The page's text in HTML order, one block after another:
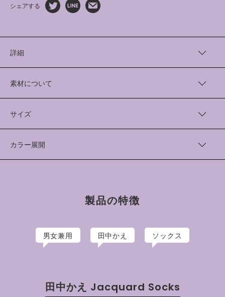
シェアする
詳細
み立てたジャガードソックスを制作しました。
足底はクッション性のある厚手のパイル生地を採用し、レッグ
田中かえ
術学部情報デザイン学科メディア芸術コース卒業。イラストレ
多摩美術大学を卒業後、アーティスト活動を開始。
素材について
サイズ
25〜27cm
カラー展開
製品の特徴
男女兼用 田中かえ ソックス
田中かえ Jacquard Socks